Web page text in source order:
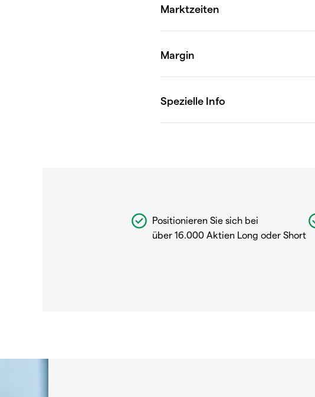
Positionieren Sie sich bei
über 16.000 Aktien Long oder Short